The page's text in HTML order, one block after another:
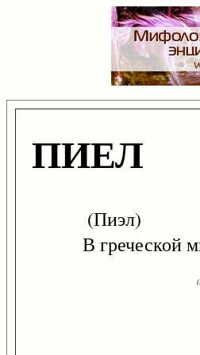
ПИЕЛ
(Пиэл)
В греческой